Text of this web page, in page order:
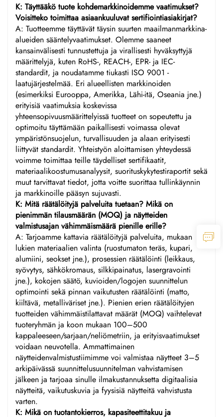
K: Täyttääkö tuote kohdemarkkinoidemme vaatimukset?
Voisitteko toimittaa asiaankuuluvat sertifiointiasiakirjat?
A: Tuotteemme täyttävät täysin suurten maailmanmarkkina-
alueiden sääntelyvaatimukset. Olemme saaneet
kansainvälisesti tunnustettuja ja virallisesti hyväksyttyjä
määrittelyjä, kuten RoHS-, REACH-, EPR- ja IEC-
standardit, ja noudatamme tiukasti ISO 9001 -
laatujärjestelmää. Eri alueellisten markkinoiden
(esimerkiksi Eurooppa, Amerikka, Lähi-itä, Oseania jne.)
erityisiä vaatimuksia koskevissa
yhteensopivuusmäärittelyissä tuotteet on sopeutettu ja
optimoitu täyttämään paikallisesti voimassa olevat
ympäristönsuojelun, turvallisuuden ja alaan erityisesti
liittyvät standardit. Yhteistyön aloittamisen yhteydessä
voimme toimittaa teille täydelliset sertifikaatit,
materiaalikoostumusanalyysit, suorituskykytestiraportit sekä
muut tarvittavat tiedot, jotta voitte suorittaa tullinkäynnin
ja markkinoille pääsyn sujuvasti.
K: Mitä räätälöityjä palveluita tuetaan? Mikä on
pienimmän tilausmäärän (MOQ) ja näytteiden
valmistusajan vähimmäismäärä pienille erille?
A: Tarjoamme kattavia räätälöityjä palveluita, mukaan
lukien materiaalien valinta (ruostumaton teräs, kupari,
alumiini, seokset jne.), prosessien räätälöinti (leikkaus,
syövytys, sähkökromaus, silkkipainatus, lasergravointi
jne.), kokojen säätö, kuvioiden/logojen suunnittelun
optimointi sekä pinnan vaikutusten räätälöinti (matto,
kiiltävä, metalliväriset jne.). Pienien erien räätälöityjen
tuotteiden vähimmäistilattavat määrät (MOQ) vaihtelevat
tuoteryhmän ja koon mukaan 100–500
kappaleeseen/sarjaan/neliömetriin, ja erityisvaatimukset
voidaan neuvotella. Ammattimainen
näytteidenvalmistustiimimme voi valmistaa näytteet 3–5
arkipäivässä suunnittelusuunnitelman vahvistamisen
jälkeen ja tarjoaa sinulle ilmakustannuksetta digitaalisia
näytteitä, vaikutuskuvia ja fyysisiä näytteitä vahvistusta
varten.
K: Mikä on tuotantokierros, kapasiteettitakuu ja